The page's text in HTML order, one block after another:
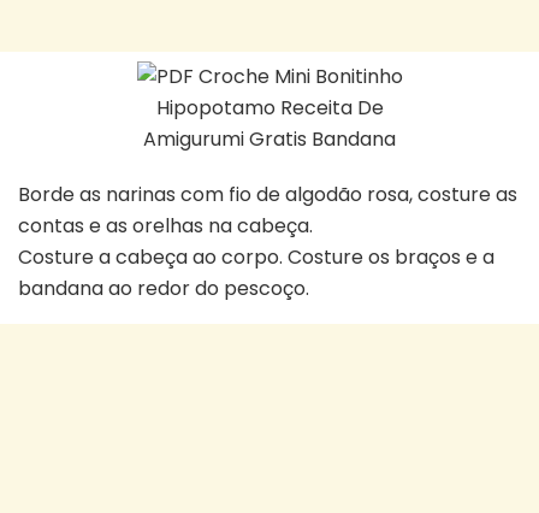
Borde as narinas com fio de algodão rosa, costure as
contas e as orelhas na cabeça.
Costure a cabeça ao corpo. Costure os braços e a
bandana ao redor do pescoço.